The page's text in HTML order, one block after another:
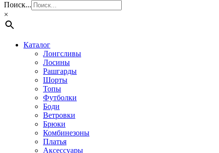
Поиск...
×
Каталог
Лонгсливы
Лосины
Рашгарды
Шорты
Топы
Футболки
Боди
Ветровки
Брюки
Комбинезоны
Платья
Аксессуары